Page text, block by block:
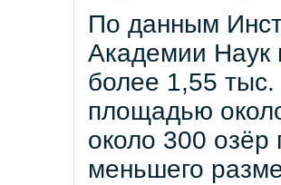
По данным
Академии Наук
более 1,55
площадью
около 300
меньшего